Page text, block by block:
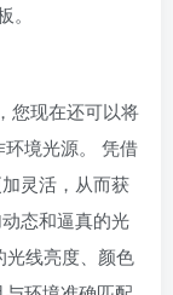
您现在还可以将
境光源。 凭借
灵活，从而获
态和逼真的光
光线亮度、颜色